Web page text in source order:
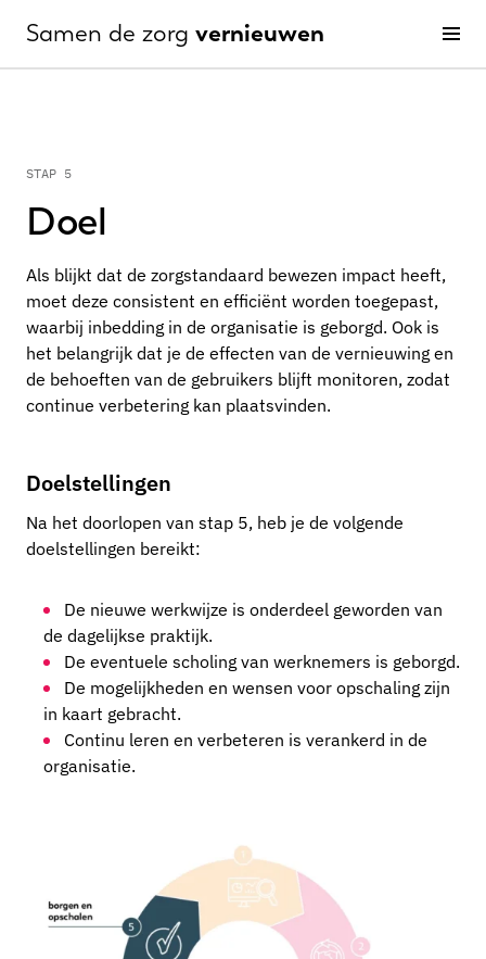
Samen de zorg vernieuwen
STAP 5
Doel
Als blijkt dat de zorgstandaard bewezen impact heeft,
moet deze consistent en efficiënt worden toegepast,
waarbij inbedding in de organisatie is geborgd. Ook is
het belangrijk dat je de effecten van de vernieuwing en
de behoeften van de gebruikers blijft monitoren, zodat
continue verbetering kan plaatsvinden.
Doelstellingen
Na het doorlopen van stap 5, heb je de volgende
doelstellingen bereikt:
De nieuwe werkwijze is onderdeel geworden van
de dagelijkse praktijk.
De eventuele scholing van werknemers is geborgd.
De mogelijkheden en wensen voor opschaling zijn
in kaart gebracht.
Continu leren en verbeteren is verankerd in de
organisatie.